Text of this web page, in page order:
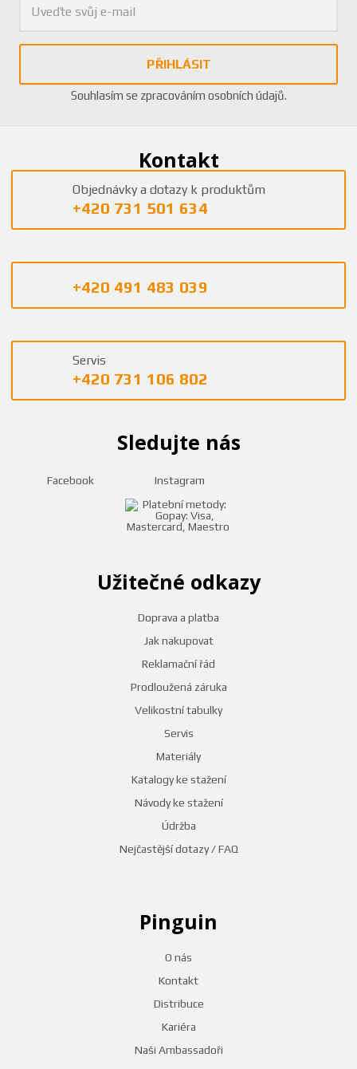
PŘIHLÁSIT
Souhlasím se zpracováním osobních údajů.
Užitečné odkazy
Doprava a platba
Jak nakupovat
Reklamační řád
Prodloužená záruka
Velikostní tabulky
Servis
Materiály
Katalogy ke stažení
Návody ke stažení
Údržba
Nejčastější dotazy / FAQ
Pinguin
O nás
Kontakt
Distribuce
Kariéra
Naši Ambassadoři
Kontakt
Objednávky a dotazy k produktům
+420 731 501 634
+420 491 483 039
Servis
+420 731 106 802
Sledujte nás
Facebook Instagram